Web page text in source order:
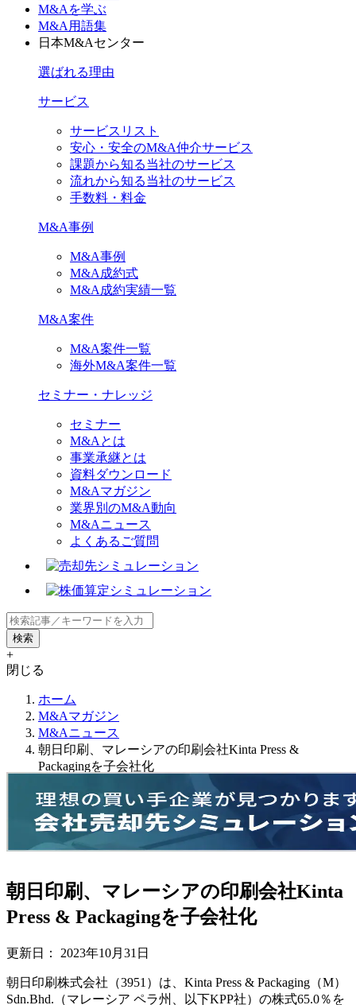
M&Aを学ぶ
M&A用語集
日本M&Aセンター
選ばれる理由
サービス
サービスリスト
安心・安全のM&A仲介サービス
課題から知る当社のサービス
流れから知る当社のサービス
手数料・料金
M&A事例
M&A事例
M&A成約式
M&A成約実績一覧
M&A案件
M&A案件一覧
海外M&A案件一覧
セミナー・ナレッジ
セミナー
M&Aとは
事業承継とは
資料ダウンロード
M&Aマガジン
業界別のM&A動向
M&Aニュース
よくあるご質問
+
閉じる
ホーム
M&Aマガジン
M&Aニュース
朝日印刷、マレーシアの印刷会社Kinta Press &
Packagingを子会社化
朝日印刷、マレーシアの印刷会社Kinta
Press & Packagingを子会社化
更新日： 2023年10月31日
朝日印刷株式会社（3951）は、Kinta Press & Packaging（M）
Sdn.Bhd.（マレーシア ペラ州、以下KPP社）の株式65.0％を